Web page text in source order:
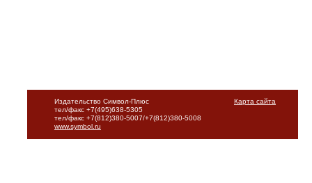
Карта сайта
Издательство Символ-Плюс
тел/факс +7(495)638-5305
тел/факс +7(812)380-5007/+7(812)380-5008
www.symbol.ru